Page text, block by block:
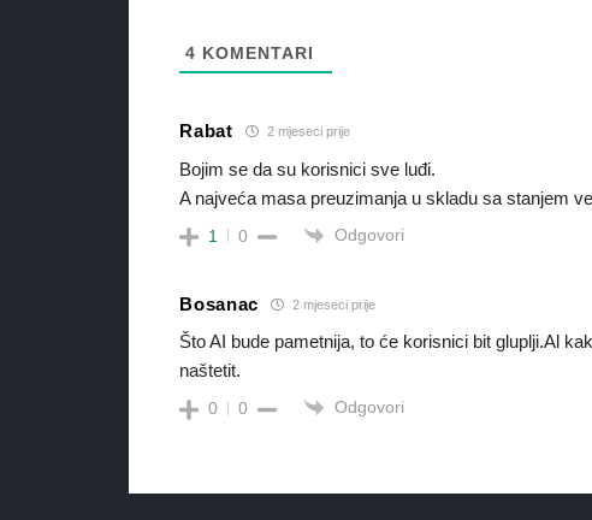
4 KOMENTARI
Rabat 2 mjeseci prije
Bojim se da su korisnici sve luđi.
A najveća masa preuzimanja u skladu sa stanjem
1 0 Odgovori
Bosanac 2 mjeseci prije
Što AI bude pametnija, to će korisnici bit gluplji.Al
naštetit.
0 0 Odgovori